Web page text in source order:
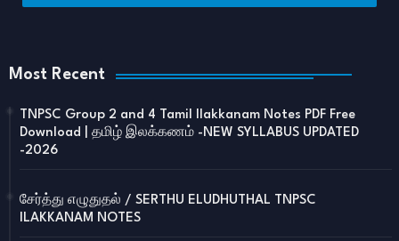
Most Recent
TNPSC Group 2 and 4 Tamil Ilakkanam Notes PDF Free
Download | தமிழ் இலக்கணம் -NEW SYLLABUS UPDATED
-2026
சேர்த்து எழுதுதல் / SERTHU ELUDHUTHAL TNPSC
ILAKKANAM NOTES